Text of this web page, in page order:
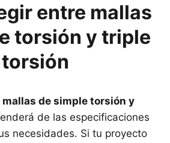
entre mallas
torsión y triple
torsión
de simple torsión y
de las especificaciones
necesidades. Si tu proyecto